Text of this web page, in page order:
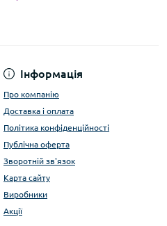
Інформація
Про компанію
Доставка і оплата
Політика конфіденційності
Публічна оферта
Зворотній зв'язок
Карта сайту
Виробники
Акції